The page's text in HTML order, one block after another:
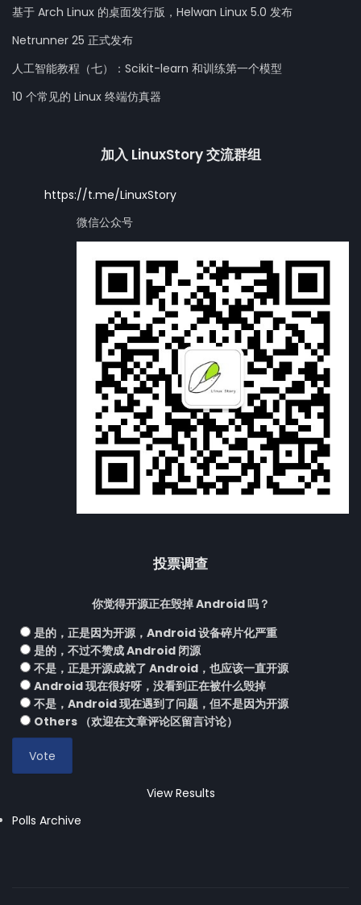
基于 Arch Linux 的桌面发行版，Helwan Linux 5.0 发布
Netrunner 25 正式发布
人工智能教程（七）：Scikit-learn 和训练第一个模型
10 个常见的 Linux 终端仿真器
加入 LinuxStory 交流群组
https://t.me/LinuxStory
微信公众号
投票调查
你觉得开源正在毁掉 Android 吗？
是的，正是因为开源，Android 设备碎片化严重
是的，不过不赞成 Android 闭源
不是，正是开源成就了 Android，也应该一直开源
Android 现在很好呀，没看到正在被什么毁掉
不是，Android 现在遇到了问题，但不是因为开源
Others （欢迎在文章评论区留言讨论）
View Results
Polls Archive